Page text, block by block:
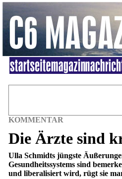
KOMMENTAR
Die Ärzte sind
Ulla Schmidts jüngste
Gesundheitssystems sind
und liberalisiert wird, rügt sie